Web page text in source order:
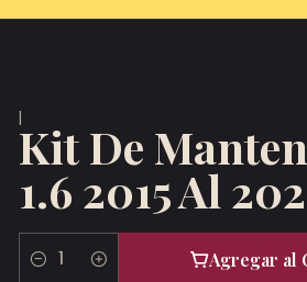
Kit De
1.6 2015 Al
Cantidad
Agregar al